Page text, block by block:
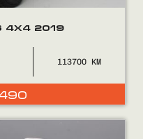
4X4 2019
113700